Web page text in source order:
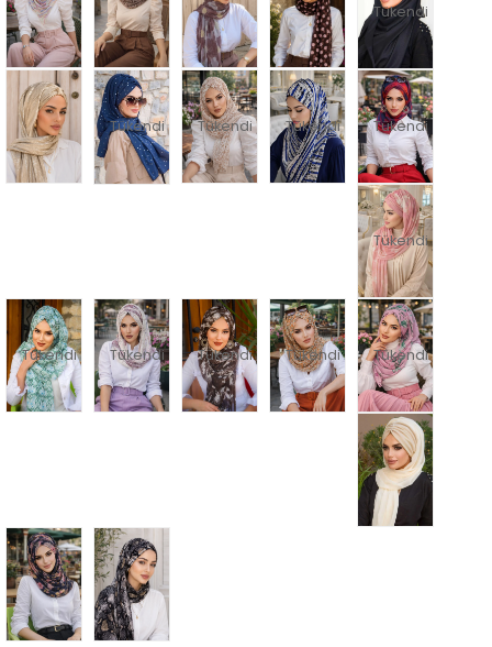
Tükendi
Tükendi Tükendi Tükendi Tükendi
Tükendi
Tükendi Tükendi Tükendi Tükendi Tükendi